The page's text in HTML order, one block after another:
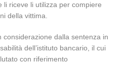
li riceve li utilizza per compiere
della vittima.
considerazione dalla sentenza in
dell’istituto bancario, il cui
con riferimento